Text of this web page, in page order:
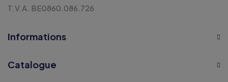
T.V.A. BE0860.086.726
Informations
Catalogue